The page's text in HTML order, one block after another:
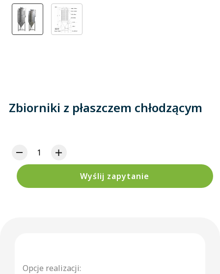
Zbiorniki z płaszczem chłodzącym
Wyślij zapytanie
Opcje realizacji: